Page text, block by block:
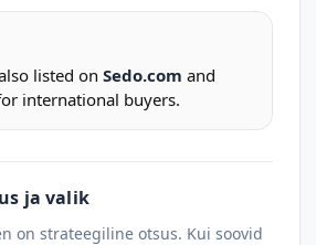
listed on Sedo.com and
international buyers.
ja valik
on strateegiline otsus. Kui soovid